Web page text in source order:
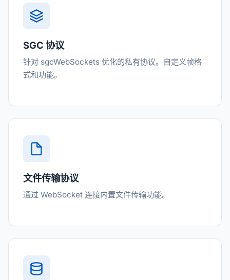
SGC 协议
针对 sgcWebSockets 优化的私有协议。自定义帧格
式和功能。
文件传输协议
通过 WebSocket 连接内置文件传输功能。